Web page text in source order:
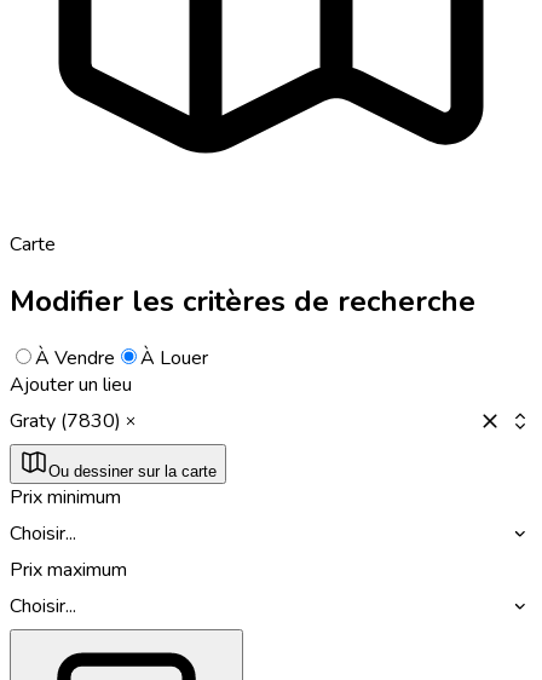
Carte
Modifier les critères de recherche
À Vendre
À Louer
Ajouter un lieu
Graty (7830)
Ou dessiner sur la carte
Prix minimum
Choisir...
Prix maximum
Choisir...